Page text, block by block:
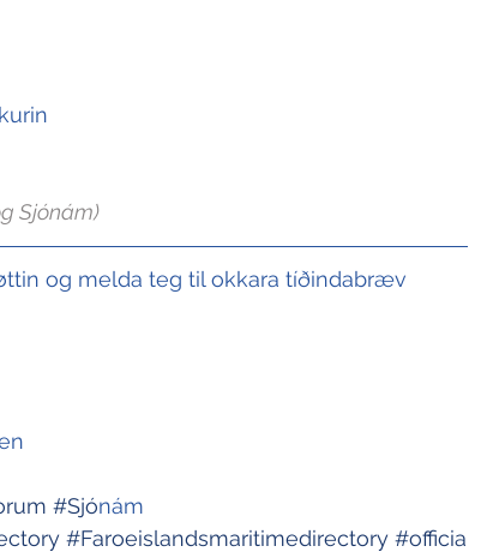
Sjónám)
og melda teg til okkara tíðindabræv
#Sjónám
#Faroeislandsmaritimedirectory #officia